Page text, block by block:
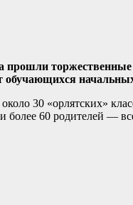
прошли
обучающихся
30 «орлятских»
более 60 родителей —